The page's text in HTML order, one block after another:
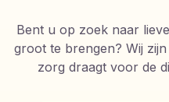
Bent u op zoek naar
groot te brengen? Wij
zorg draagt voor de